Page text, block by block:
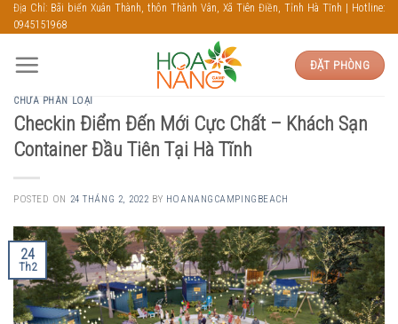
Skip
to
content
Địa Chỉ: Bãi biển Xuân Thành, thôn Thành Vân, Xã Tiên Điền, Tỉnh Hà Tĩnh | Hotline:
0945151968
ĐẶT PHÒNG
CHƯA PHÂN LOẠI
Checkin Điểm Đến Mới Cực Chất – Khách Sạn
Container Đầu Tiên Tại Hà Tĩnh
POSTED ON 24 THÁNG 2, 2022 BY HOANANGCAMPINGBEACH
24
Th2